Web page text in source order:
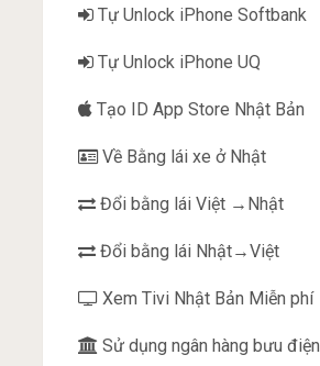
Tự Unlock iPhone Softbank
Tự Unlock iPhone UQ
Tạo ID App Store Nhật Bản
Về Bằng lái xe ở Nhật
Đổi bằng lái Việt →Nhật
Đổi bằng lái Nhật→Việt
Xem Tivi Nhật Bản Miễn phí
Sử dụng ngân hàng bưu điện